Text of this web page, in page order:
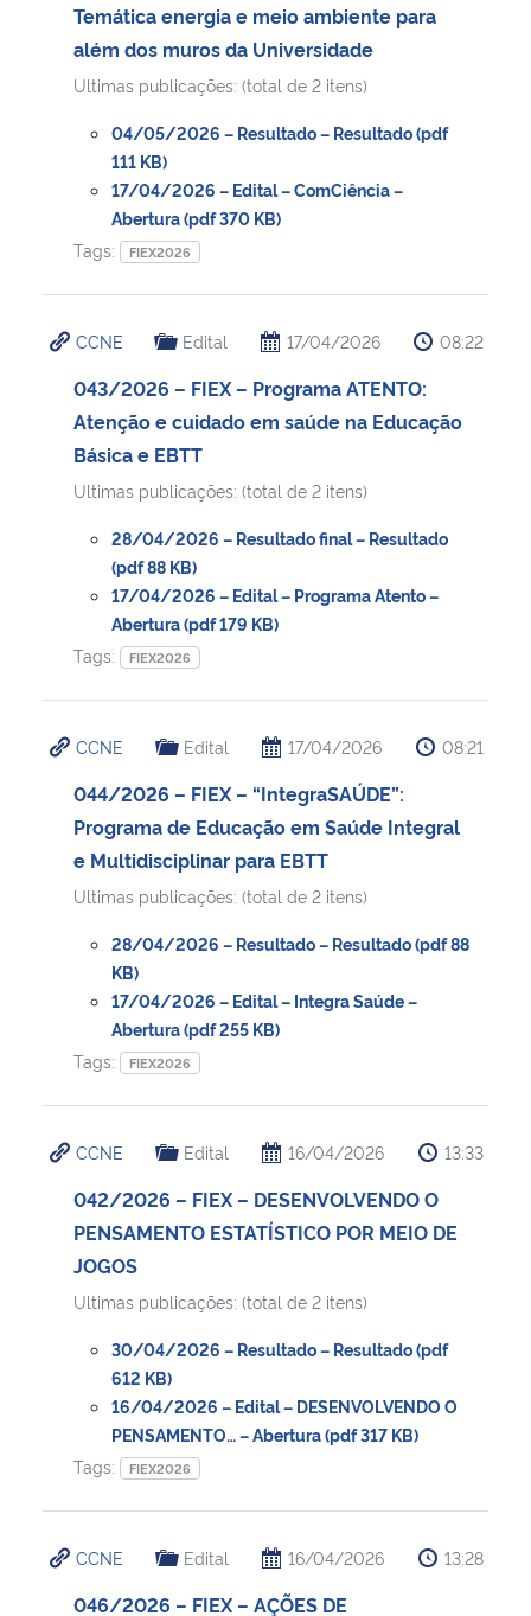
Temática energia e meio ambiente para
além dos muros da Universidade
Ultimas publicações: (total de 2 itens)
04/05/2026 – Resultado – Resultado (pdf
111 KB)
17/04/2026 – Edital – ComCiência –
Abertura (pdf 370 KB)
Tags:
FIEX2026
CCNE Edital 17/04/2026 08:22
043/2026 – FIEX – Programa ATENTO:
Atenção e cuidado em saúde na Educação
Básica e EBTT
Ultimas publicações: (total de 2 itens)
28/04/2026 – Resultado final – Resultado
(pdf 88 KB)
17/04/2026 – Edital – Programa Atento –
Abertura (pdf 179 KB)
Tags:
FIEX2026
CCNE Edital 17/04/2026 08:21
044/2026 – FIEX – “IntegraSAÚDE”:
Programa de Educação em Saúde Integral
e Multidisciplinar para EBTT
Ultimas publicações: (total de 2 itens)
28/04/2026 – Resultado – Resultado (pdf 88
KB)
17/04/2026 – Edital – Integra Saúde –
Abertura (pdf 255 KB)
Tags:
FIEX2026
CCNE Edital 16/04/2026 13:33
042/2026 – FIEX – DESENVOLVENDO O
PENSAMENTO ESTATÍSTICO POR MEIO DE
JOGOS
Ultimas publicações: (total de 2 itens)
30/04/2026 – Resultado – Resultado (pdf
612 KB)
16/04/2026 – Edital – DESENVOLVENDO O
PENSAMENTO… – Abertura (pdf 317 KB)
Tags:
FIEX2026
CCNE Edital 16/04/2026 13:28
046/2026 – FIEX – AÇÕES DE